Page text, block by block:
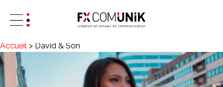
Accueil > David & Son